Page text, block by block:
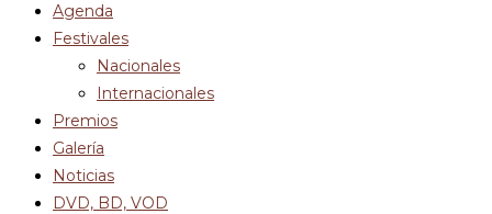
Agenda
Festivales
Nacionales
Internacionales
Premios
Galería
Noticias
DVD, BD, VOD